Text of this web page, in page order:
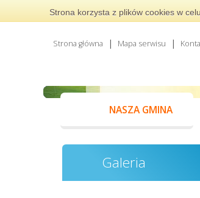
Strona korzysta z plików cookies w
Strona główna Mapa serwisu
NASZA GMINA
Galeria